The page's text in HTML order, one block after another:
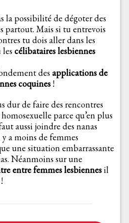
la possibilité de dégoter des
partout. Mais si tu entrevois
tu dois aller dans les
célibataires lesbiennes
des applications de
coquines!
dur de faire des rencontres
parce qu’en plus
aussi joindre des nanas
a moins de femmes
une situation embarrassante
Néanmoins sur une
entre femmes lesbiennesil